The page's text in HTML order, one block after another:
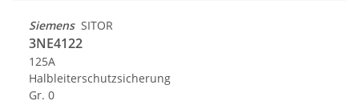
Siemens SITOR
3NE4122
125A
Halbleiterschutzsicherung
Gr. 0